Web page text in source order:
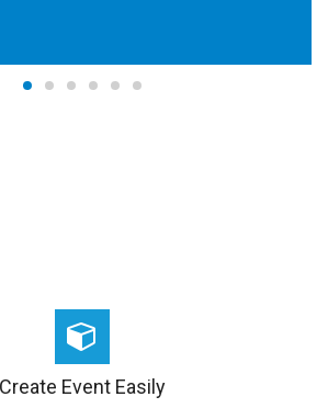
Create Event Easily